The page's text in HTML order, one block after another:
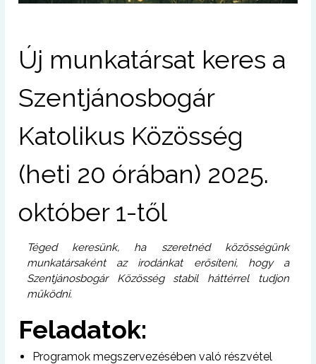
Új munkatársat keres a
Szentjánosbogár
Katolikus Közösség
(heti 20 órában) 2025.
október 1-től
Téged keresünk, ha szeretnéd közösségünk
munkatársaként az irodánkat erősíteni, hogy a
Szentjánosbogár Közösség stabil háttérrel tudjon
működni.
Feladatok:
Programok megszervezésében való részvétel